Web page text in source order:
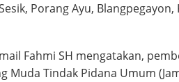
Porang Ayu,
Fahmi SH mengatakan,
Muda Tindak Pidana Umum